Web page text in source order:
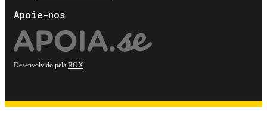
Apoie-nos
Desenvolvido pela ROX